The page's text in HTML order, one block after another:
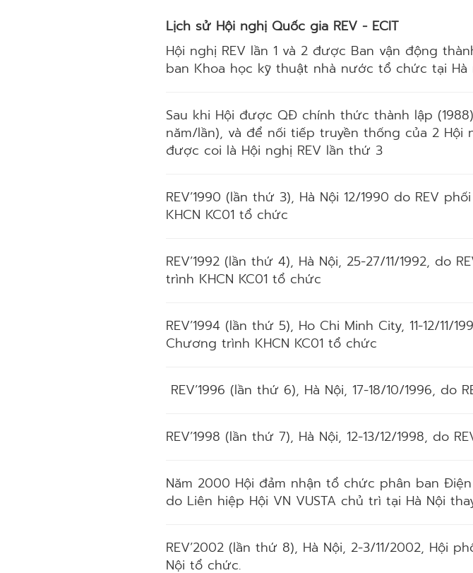
Lịch sử Hội nghị Quốc gia REV - ECIT
Hội nghị REV lần 1 và 2 được Ban vận động
ban Khoa học kỹ thuật nhà nước tổ chức tại Hà
Sau khi Hội được QĐ chính thức thành lập
năm/lần), và để nối tiếp truyền thống của 2 Hội
được coi là Hội nghị REV lần thứ 3
REV’1990 (lần thứ 3), Hà Nội 12/1990 do REV
KHCN KC01 tổ chức
REV’1992 (lần thứ 4), Hà Nội, 25-27/11/1992,
trình KHCN KC01 tổ chức
REV’1994 (lần thứ 5), Ho Chi Minh City, 11-12/
Chương trình KHCN KC01 tổ chức
REV’1996 (lần thứ 6), Hà Nội, 17-18/10/1996,
REV’1998 (lần thứ 7), Hà Nội, 12-13/12/1998,
Năm 2000 Hội đảm nhận tổ chức phân ban
do Liên hiệp Hội VN VUSTA chủ trì tại Hà Nội
REV’2002 (lần thứ 8), Hà Nội, 2-3/11/2002, Hội
Nội tổ chức.